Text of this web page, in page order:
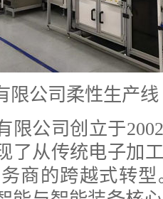
限公司柔性生产
公司创立于2002
了从传统电子加
商的跨越式转